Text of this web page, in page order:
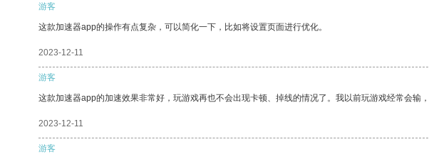
游客
这款加速器app的操作有点复杂，可以简化一下，比如将设置页面进行优化。
2023-12-11
游客
这款加速器app的加速效果非常好，玩游戏再也不会出现卡顿、掉线的情况了。我以前玩游戏经常会输
2023-12-11
游客